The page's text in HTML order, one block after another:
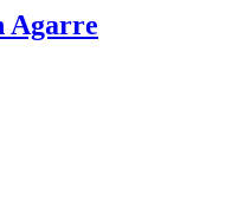
Agarre